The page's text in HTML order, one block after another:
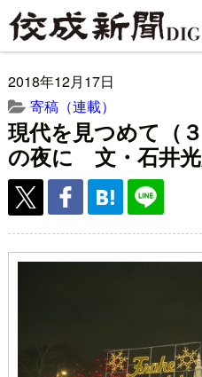
2018年12月17日
寄稿（連載）
現代を見つめて（
の夜に 文・石井光